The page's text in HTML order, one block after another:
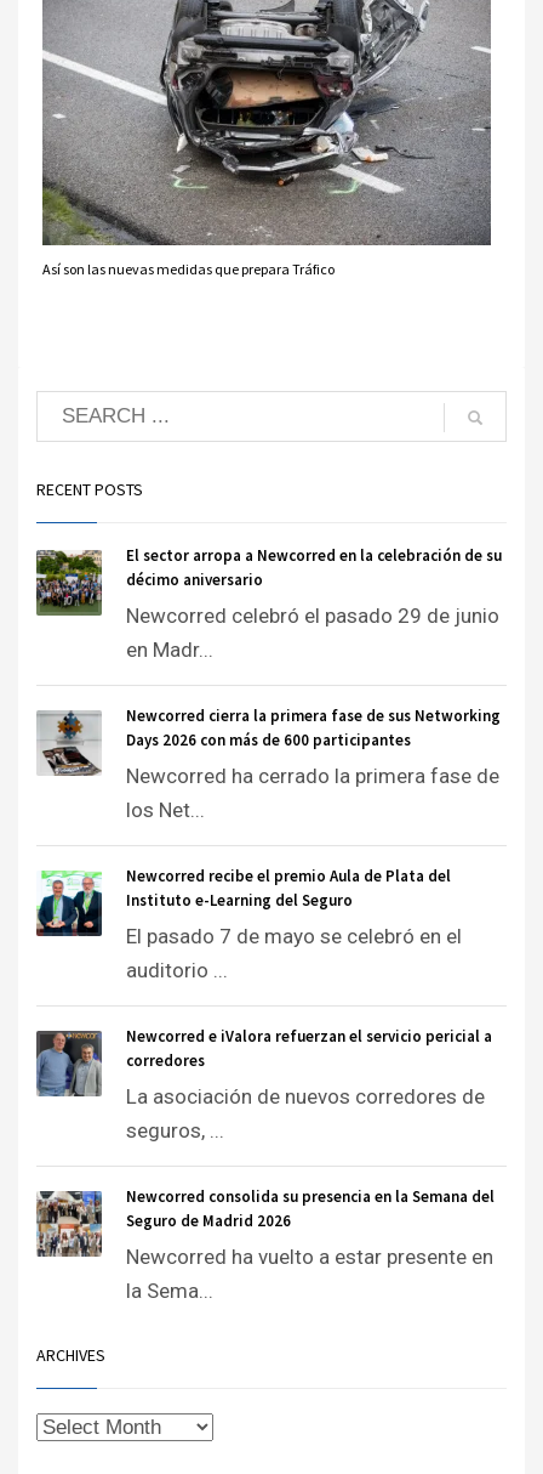
Así son las nuevas medidas que prepara Tráfico
RECENT POSTS
El sector arropa a Newcorred en la celebración de su
décimo aniversario
Newcorred celebró el pasado 29 de junio
en Madr...
Newcorred cierra la primera fase de sus Networking
Days 2026 con más de 600 participantes
Newcorred ha cerrado la primera fase de
los Net...
Newcorred recibe el premio Aula de Plata del
Instituto e-Learning del Seguro
El pasado 7 de mayo se celebró en el
auditorio ...
Newcorred e iValora refuerzan el servicio pericial a
corredores
La asociación de nuevos corredores de
seguros, ...
Newcorred consolida su presencia en la Semana del
Seguro de Madrid 2026
Newcorred ha vuelto a estar presente en
la Sema...
ARCHIVES